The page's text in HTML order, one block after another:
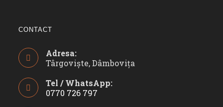
CONTACT
Adresa:
Târgoviște, Dâmbovița
Tel / WhatsApp:
0770 726 797